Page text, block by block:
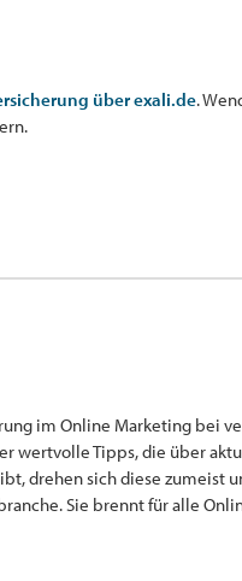
über exali.de.
im Online Marketing bei
wertvolle Tipps, die über
drehen sich diese zumeist
Sie brennt für alle